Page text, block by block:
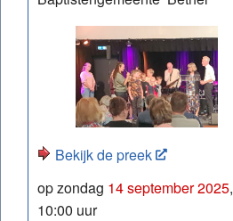
Bekijk de preek
op zondag 14 september 2025,
10:00 uur